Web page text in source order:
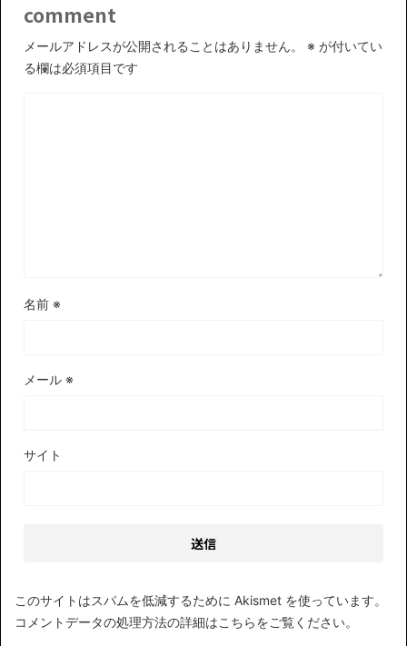
comment
メールアドレスが公開されることはありません。 ※ が付いてい
る欄は必須項目です
名前 ※
メール ※
サイト
このサイトはスパムを低減するために Akismet を使っています。
コメントデータの処理方法の詳細はこちらをご覧ください。